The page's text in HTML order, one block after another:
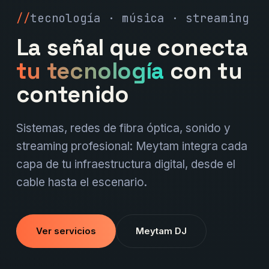
tecnología · música · streaming
La señal que conecta
tu tecnología con tu
contenido
Sistemas, redes de fibra óptica, sonido y
streaming profesional: Meytam integra cada
capa de tu infraestructura digital, desde el
cable hasta el escenario.
Ver servicios Meytam DJ